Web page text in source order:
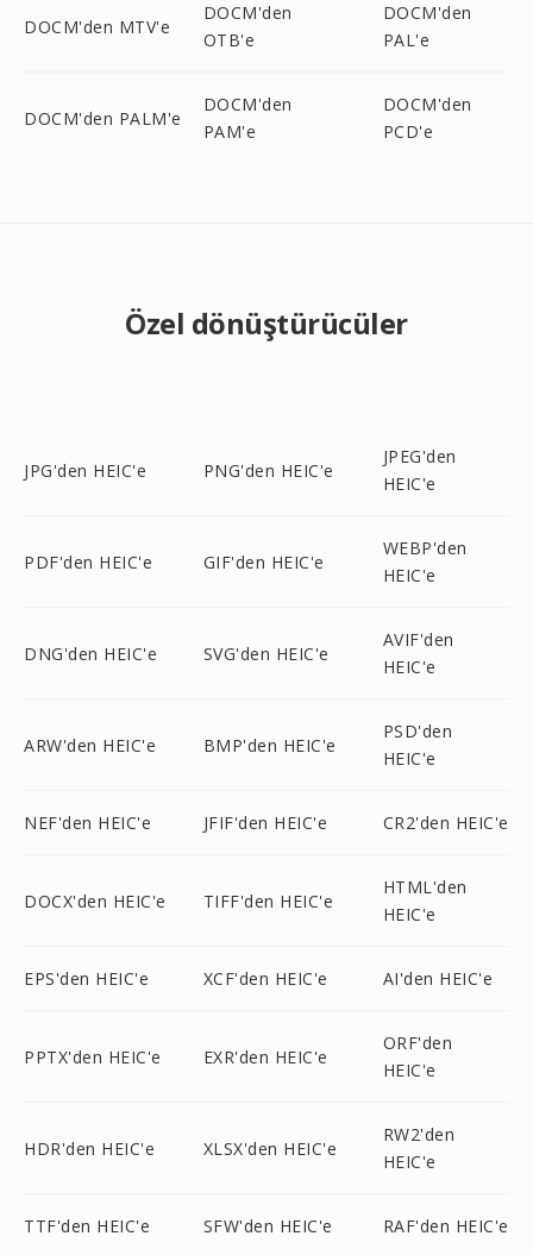
DOCM'den MTV'e
DOCM'den
OTB'e
DOCM'den
PAL'e
DOCM'den PALM'e
DOCM'den
PAM'e
DOCM'den
PCD'e
Özel dönüştürücüler
JPG'den HEIC'e PNG'den HEIC'e
JPEG'den
HEIC'e
PDF'den HEIC'e GIF'den HEIC'e
WEBP'den
HEIC'e
DNG'den HEIC'e SVG'den HEIC'e
AVIF'den
HEIC'e
ARW'den HEIC'e BMP'den HEIC'e
PSD'den
HEIC'e
NEF'den HEIC'e JFIF'den HEIC'e CR2'den HEIC'e
DOCX'den HEIC'e TIFF'den HEIC'e
HTML'den
HEIC'e
EPS'den HEIC'e XCF'den HEIC'e AI'den HEIC'e
PPTX'den HEIC'e EXR'den HEIC'e
ORF'den
HEIC'e
HDR'den HEIC'e XLSX'den HEIC'e
RW2'den
HEIC'e
TTF'den HEIC'e SFW'den HEIC'e RAF'den HEIC'e